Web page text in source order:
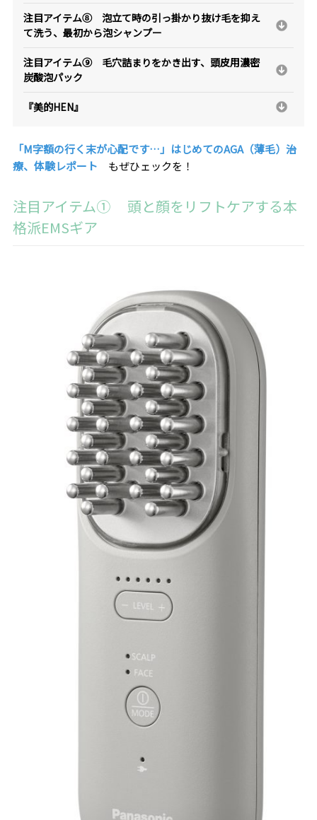
注目アイテム⑧ 泡立て時の引っ掛かり抜け毛を抑え
て洗う、最初から泡シャンプー
注目アイテム⑨ 毛穴詰まりをかき出す、頭皮用濃密
炭酸泡パック
『美的HEN』
「M字額の行く末が心配です…」はじめてのAGA（薄毛）治
療、体験レポート もぜひェックを！
注目アイテム① 頭と顔をリフトケアする本
格派EMSギア